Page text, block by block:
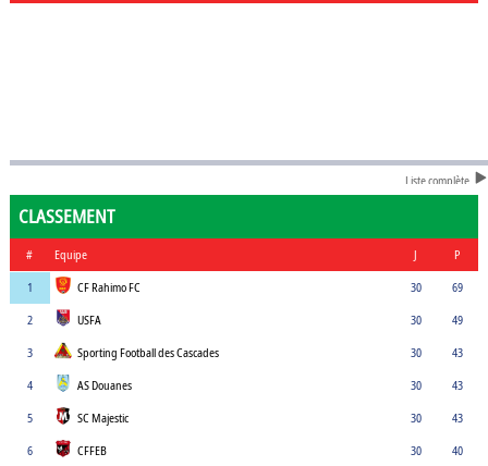
Liste complète
CLASSEMENT
# Equipe J
P
1
CF Rahimo FC 30
69
2
USFA 30
49
3
Sporting Football des Cascades 30
43
4
AS Douanes 30
43
5
SC Majestic 30
43
6
CFFEB 30
40